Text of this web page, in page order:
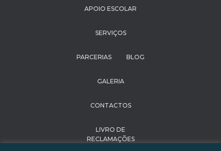
APOIO ESCOLAR
SERVIÇOS
PARCERIAS BLOG
GALERIA
CONTACTOS
LIVRO DE
RECLAMAÇÕES